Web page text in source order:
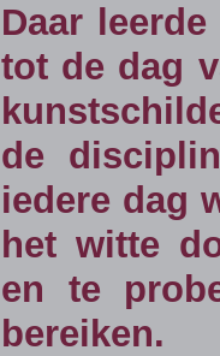
Daar
tot de dag
de
iedere dag
het witte
en te
bereiken.